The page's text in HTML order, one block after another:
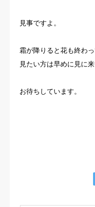
見事ですよ。
霜が降りると花も終わ
見たい方は早めに見に来
お待ちしています。